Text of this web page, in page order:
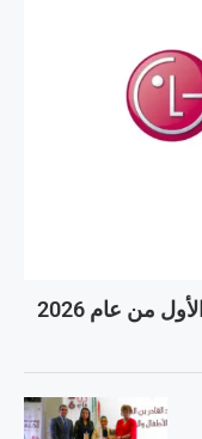
من عام 2026